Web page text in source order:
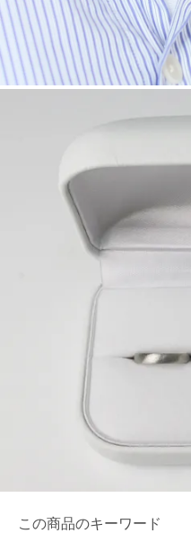
この商品のキーワード